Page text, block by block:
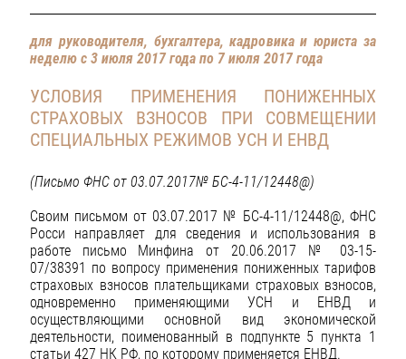
для руководителя, бухгалтера, кадровика и юриста за
неделю с 3 июля 2017 года по 7 июля 2017 года
УСЛОВИЯ ПРИМЕНЕНИЯ ПОНИЖЕННЫХ
СТРАХОВЫХ ВЗНОСОВ ПРИ СОВМЕЩЕНИИ
СПЕЦИАЛЬНЫХ РЕЖИМОВ УСН И ЕНВД
(Письмо ФНС от 03.07.2017№ БС-4-11/12448@)
Своим письмом от 03.07.2017 № БС-4-11/12448@, ФНС
Росси направляет для сведения и использования в
работе письмо Минфина от 20.06.2017 № 03-15-
07/38391 по вопросу применения пониженных тарифов
страховых взносов плательщиками страховых взносов,
одновременно применяющими УСН и ЕНВД и
осуществляющими основной вид экономической
деятельности, поименованный в подпункте 5 пункта 1
статьи 427 НК РФ, по которому применяется ЕНВД.